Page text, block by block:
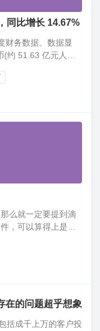
同比增长 14.67%
财务数据。数据显
约 51.63 亿元人民
么就一定要提到滴
，可以算得上是风
在的问题超乎想象
括成千上万的客户投